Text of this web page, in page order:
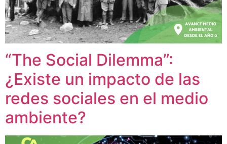
“The Social Dilemma”:
¿Existe un impacto de las
redes sociales en el medio
ambiente?